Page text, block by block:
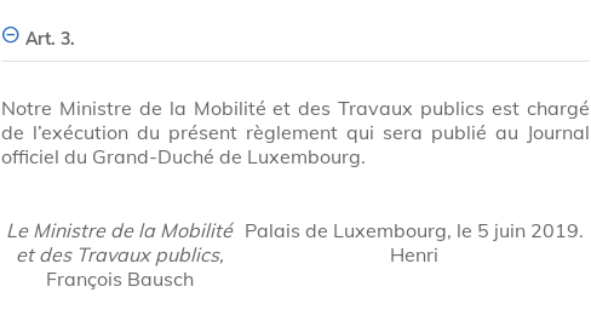
Art. 3.
Notre Ministre de la Mobilité et des Travaux publics est chargé
de l’exécution du présent règlement qui sera publié au Journal
officiel du Grand-Duché de Luxembourg.
Le Ministre de la Mobilité
et des Travaux publics,
François Bausch
Palais de Luxembourg, le 5 juin 2019.
Henri